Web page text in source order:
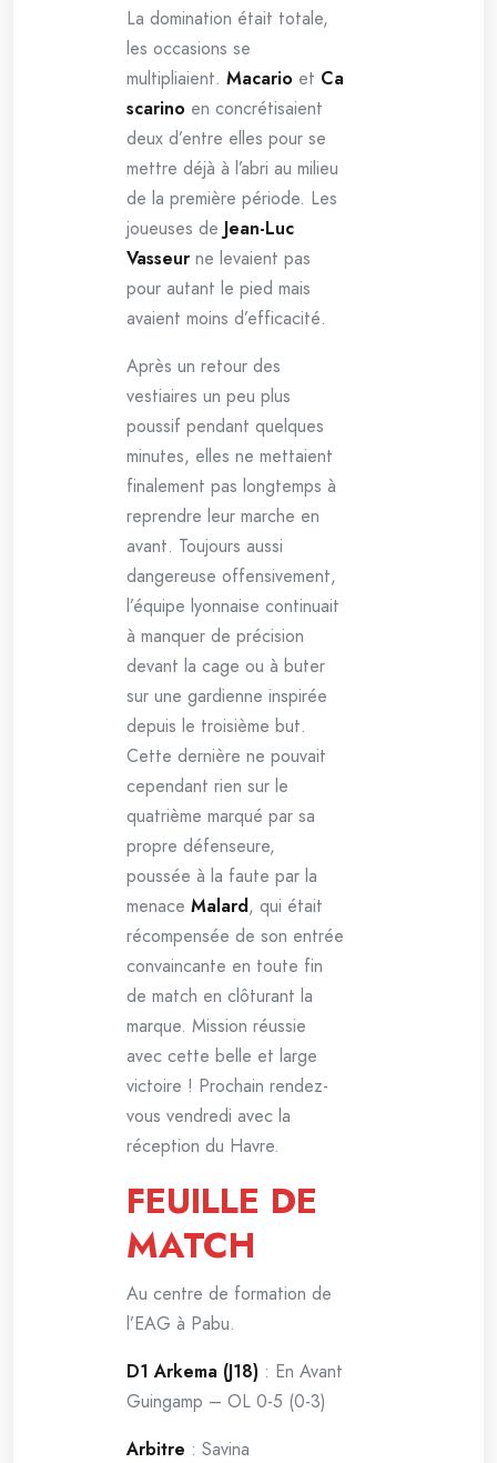
La domination était totale,
les occasions se
multipliaient. Macario et Ca
scarino en concrétisaient
deux d’entre elles pour se
mettre déjà à l’abri au milieu
de la première période. Les
joueuses de Jean-Luc
Vasseur ne levaient pas
pour autant le pied mais
avaient moins d’efficacité.
Après un retour des
vestiaires un peu plus
poussif pendant quelques
minutes, elles ne mettaient
finalement pas longtemps à
reprendre leur marche en
avant. Toujours aussi
dangereuse offensivement,
l’équipe lyonnaise continuait
à manquer de précision
devant la cage ou à buter
sur une gardienne inspirée
depuis le troisième but.
Cette dernière ne pouvait
cependant rien sur le
quatrième marqué par sa
propre défenseure,
poussée à la faute par la
menace Malard, qui était
récompensée de son entrée
convaincante en toute fin
de match en clôturant la
marque. Mission réussie
avec cette belle et large
victoire ! Prochain rendez-
vous vendredi avec la
réception du Havre.
FEUILLE DE
MATCH
Au centre de formation de
l’EAG à Pabu.
D1 Arkema (J18) : En Avant
Guingamp – OL 0-5 (0-3)
Arbitre : Savina